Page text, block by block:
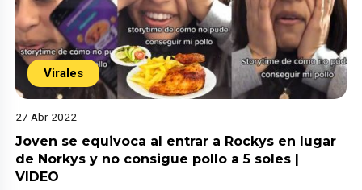
Virales
27 Abr 2022
Joven se equivoca al entrar a Rockys en lugar
de Norkys y no consigue pollo a 5 soles |
VIDEO